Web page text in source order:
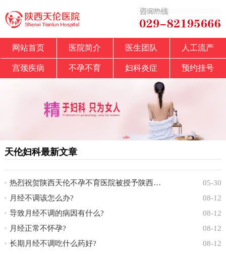
网站首页 医院简介 医生团队 人工流产
宫颈疾病 不孕不育 妇科炎症 预约挂号
天伦妇科最新文章
05-30
热烈祝贺陕西天伦不孕不育医院被授予陕西省中
08-12
月经不调该怎么办?
08-12
导致月经不调的病因有什么?
08-12
月经正常不怀孕?
08-12
长期月经不调吃什么药好?